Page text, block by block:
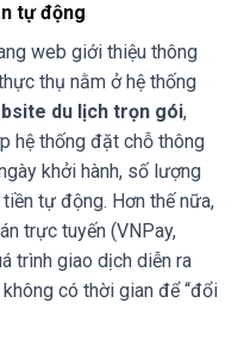
tự động
web giới thiệu thông
thụ nằm ở hệ thống
du lịch trọn gói,
hệ thống đặt chỗ thông
khởi hành, số lượng
tự động. Hơn thế nữa,
trực tuyến (VNPay,
trình giao dịch diễn ra
không có thời gian để “đổi